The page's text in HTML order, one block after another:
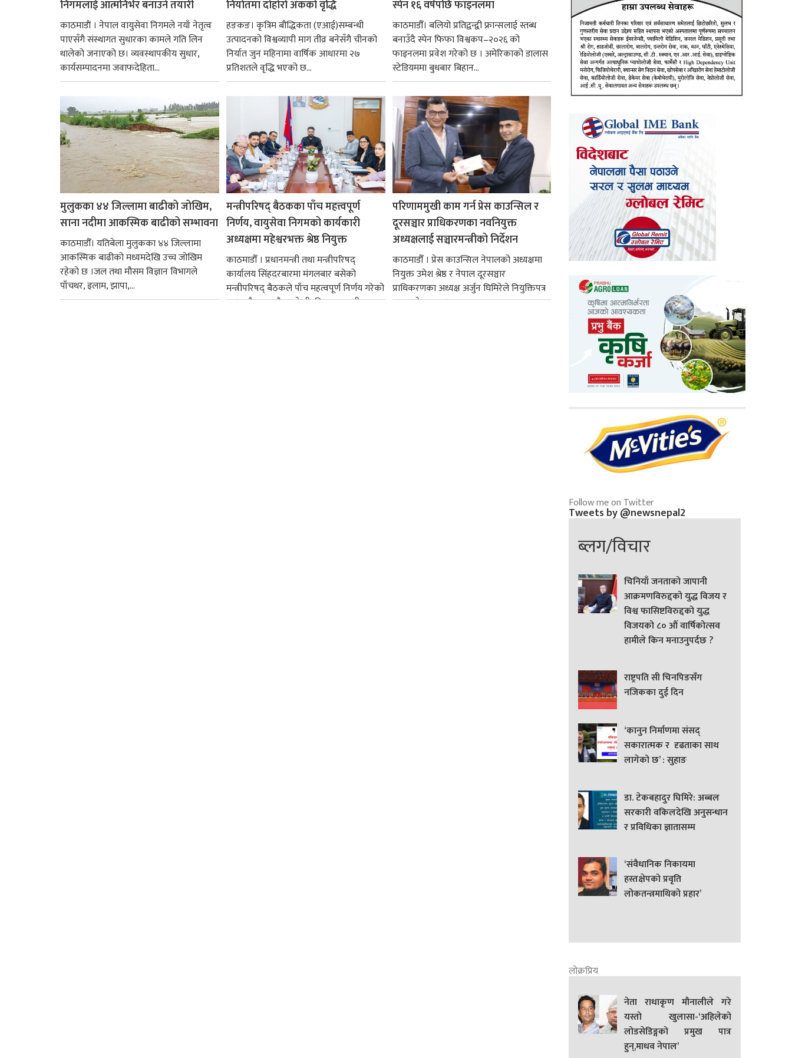
निगमलाई आत्मनिर्भर बनाउने तयारी
काठमाडाैं । नेपाल वायुसेवा निगमले नयाँ नेतृत्व
पाएसँगै संस्थागत सुधारका कामले गति लिन
थालेको जनाएको छ। व्यवस्थापकीय सुधार,
कार्यसम्पादनमा जवाफदेहिता...
निर्यातमा दोहोरो अंकको वृद्धि
हङकङ। कृत्रिम बौद्धिकता (एआई)सम्बन्धी
उत्पादनको विश्वव्यापी माग तीव्र बनेसँगै चीनको
निर्यात जुन महिनामा वार्षिक आधारमा २७
प्रतिशतले वृद्धि भएको छ...
स्पेन १६ वर्षपछि फाइनलमा
काठमाडौँ। बलियो प्रतिद्वन्द्वी फ्रान्सलाई स्तब्ध
बनाउँदै स्पेन फिफा विश्वकप–२०२६ को
फाइनलमा प्रवेश गरेको छ । अमेरिकाको डालास
स्टेडियममा बुधबार बिहान...
मुलुकका ४४ जिल्लामा बाढीको जोखिम,
साना नदीमा आकस्मिक बाढीको सम्भावना
काठमाडौँ। यतिबेला मुलुकका ४४ जिल्लामा
आकस्मिक बाढीको मध्यमदेखि उच्च जोखिम
रहेको छ ।जल तथा मौसम विज्ञान विभागले
पाँचथर, इलाम, झापा,...
मन्त्रीपरिषद् बैठकका पाँच महत्त्वपूर्ण
निर्णय, वायुसेवा निगमको कार्यकारी
अध्यक्षमा महेश्वरभक्त श्रेष्ठ नियुक्त
काठमाडौँ । प्रधानमन्त्री तथा मन्त्रीपरिषद्
कार्यालय सिंहदरबारमा मंगलबार बसेको
मन्त्रीपरिषद् बैठकले पाँच महत्वपूर्ण निर्णय गरेको
छ । यसैक्रममा बैडकले बीउबिजनसम्बन्धी...
परिणाममुखी काम गर्न प्रेस काउन्सिल र
दूरसञ्चार प्राधिकरणका नवनियुक्त
अध्यक्षलाई सञ्चारमन्त्रीको निर्देशन
काठमाडौँ । प्रेस काउन्सिल नेपालको अध्यक्षमा
नियुक्त उमेश श्रेष्ठ र नेपाल दूरसञ्चार
प्राधिकरणका अध्यक्ष अर्जुन घिमिरेले नियुक्तिपत्र
ग्रहण गरेका छन्।...
Follow me on Twitter
Tweets by @newsnepal2
ब्लग/विचार
चिनियाँ जनताको जापानी
आक्रमणविरुद्दको युद्ध विजय र
विश्व फासिष्टविरुद्दको युद्ध
विजयको ८० औं वार्षिकोत्सव
हामीले किन मनाउनुपर्दछ ?
राष्ट्रपति सी चिनपिङसँग
नजिकका दुई दिन
‘कानुन निर्माणमा संसद्
सकारात्मक र दृढताका साथ
लागेको छ’ : सुहाङ
डा. टेकबहादुर घिमिरे: अब्बल
सरकारी वकिलदेखि अनुसन्धान
र प्रविधिका ज्ञातासम्म
‘संवैधानिक निकायमा
हस्तक्षेपको प्रवृति
लोकतन्त्रमाथिको प्रहार’
लोक्रप्रिय
नेता राधाकृण मौनालीले गरे
यस्तो खुलासा-‘अहिलेको
लोडसेडिङ्गको प्रमुख पात्र
हुन्,माधव नेपाल’